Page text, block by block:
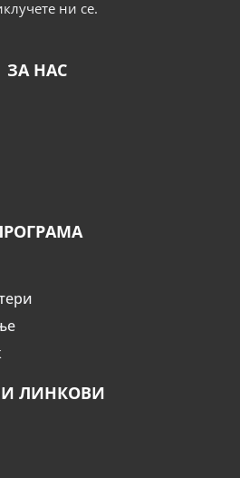
ни се.
ЗА НАС
ЛИНКОВИ